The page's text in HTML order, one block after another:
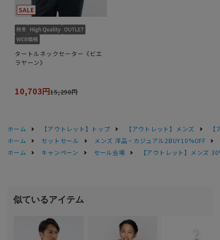
タートルネックセーター《ビエ
ラヤーン》
10,703円15,290円
ホーム 【アウトレット】トップ 【アウトレット】メンズ
ホーム
セットセール
メンズ 洋品・カジュアル2BUY10%OFF
ホーム
キャンペーン セール会場 【アウトレット】メンズ